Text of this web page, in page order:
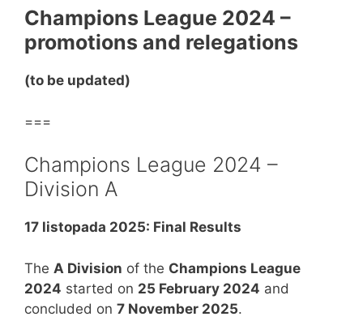
Champions League 2024 –
promotions and relegations
(to be updated)
===
Champions League 2024 –
Division A
17 listopada 2025: Final Results
The A Division of the Champions League
2024 started on 25 February 2024 and
concluded on 7 November 2025.